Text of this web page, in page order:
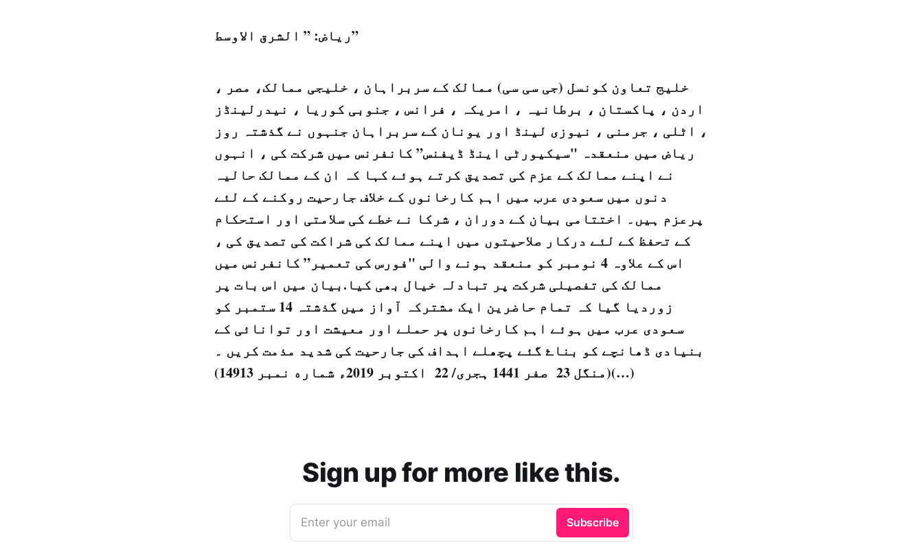
ریاض: ” الشرق الاوسط”
خلیج تعاون کونسل (جی سی سی) ممالک کے سربراہان ، خلیجی ممالک، مصر ،
اردن ، پاکستان ، برطانیہ ، امریکہ ، فرانس ، جنوبی کوریا ، نیدرلینڈز
، اٹلی ، جرمنی ، نیوزی لینڈ اور یونان کے سربراہان جنہوں نے گذشتہ روز
ریاض میں منعقدہ "سیکیورٹی اینڈ ڈیفنس” کانفرنس میں شرکت کی ، انہوں
نے اپنے ممالک کے عزم کی تصدیق کرتے ہوئے کہا کہ ان کے ممالک حالیہ
دنوں میں سعودی عرب میں اہم کارخانوں کے خلاف جارحیت روکنے کے لئے
پرعزم ہیں۔ اختتامی بیان کے دوران ، شرکا نے خطے کی سلامتی اور استحکام
کے تحفظ کے لئے درکار صلاحیتوں میں اپنے ممالک کی شراکت کی تصدیق کی ،
اس کے علاوہ 4 نومبر کو منعقد ہونے والی "فورس کی تعمیر” کانفرنس میں
ممالک کی تفصیلی شرکت پر تبادلہ خیال بھی کیا.بیان میں اس بات پر
زوردیا گیا کہ تمام حاضرین ایک مشترکہ آواز میں گذشتہ 14 ستمبر کو
سعودی عرب میں ہوئے اہم کارخانوں پر حملے اور معیشت اور توانائی کے
بنیادی ڈھانچے کو بناۓ گئے پچھلے اہداف کی جارحیت کی شدید مذمت کریں ۔
(…)(منگل 23 صفر 1441 ہجرى/ 22 اکتوبر 2019ء شماره نمبر 14913)
Sign up for more like this.
Enter your email Subscribe